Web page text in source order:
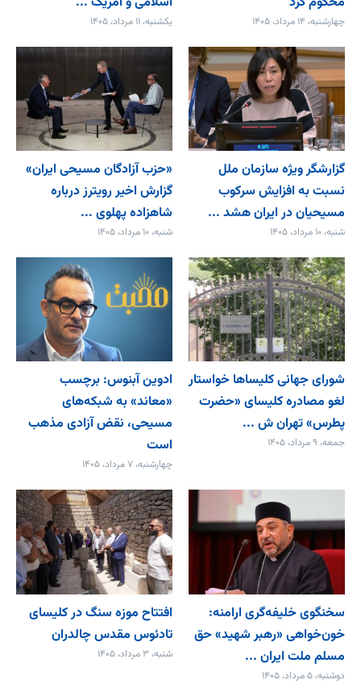
چهارشنبه، ۱۴ مرداد، ۱۴۰۵ یکشنبه، ۱۱ مرداد، ۱۴۰۵
گزارشگر ویژه سازمان ملل
نسبت به افزایش سرکوب
مسیحیان در ایران هشد ...
شنبه، ۱۰ مرداد، ۱۴۰۵
«حزب آزادگان مسیحی ایران»
گزارش اخیر رویترز درباره
شاهزاده پهلوی ...
شنبه، ۱۰ مرداد، ۱۴۰۵
شورای جهانی کلیساها خواستار
لغو مصادره کلیسای «حضرت
پطرس» تهران ش ...
جمعه، ۹ مرداد، ۱۴۰۵
ادوین آبنوس: برچسب
«معاند» به شبکه‌های
مسیحی، نقض آزادی مذهب
است
چهارشنبه، ۷ مرداد، ۱۴۰۵
سخنگوی خلیفه‌گری ارامنه:
خون‌خواهی «رهبر شهید» حق
مسلم ملت ایران ...
دوشنبه، ۵ مرداد، ۱۴۰۵
افتتاح موزه سنگ در کلیسای
تادئوس مقدس چالدران
شنبه، ۳ مرداد، ۱۴۰۵